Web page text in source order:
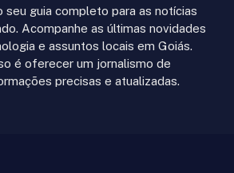
seu guia completo para as notícias
Acompanhe as últimas novidades
e assuntos locais em Goiás.
é oferecer um jornalismo de
precisas e atualizadas.